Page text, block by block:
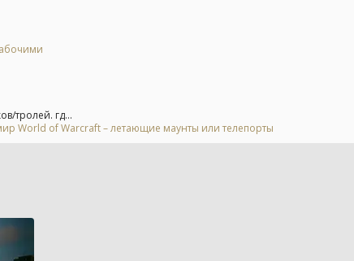
тролей. гд...
World of Warcraft – летающие маунты или телепорты